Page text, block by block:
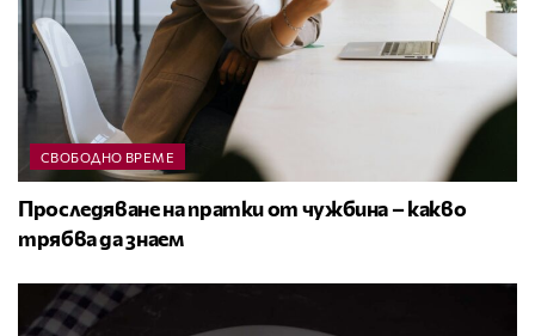
СВОБОДНО ВРЕМЕ
Проследяване на пратки от чужбина – какво
трябва да знаем